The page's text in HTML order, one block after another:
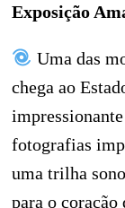
Exposição
Uma das
chega ao
fotografias
uma trilha
para o